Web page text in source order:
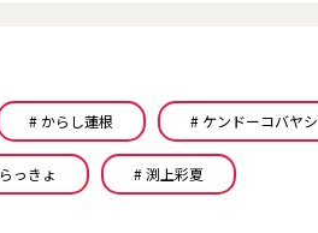
# からし蓮根 # ケンドーコバヤシ
っきょ # 渕上彩夏